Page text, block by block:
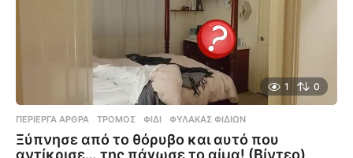
1 0
ΠΕΡΊΕΡΓΑ ΆΡΘΡΑ ΤΡΌΜΟΣ ,ΦΊΔΙ ,ΦΎΛΑΚΑΣ ΦΙΔΙΏΝ
Ξύπνησε από το θόρυβο και αυτό που
αντίκρισε… της πάγωσε το αίμα! (Βίντεο)